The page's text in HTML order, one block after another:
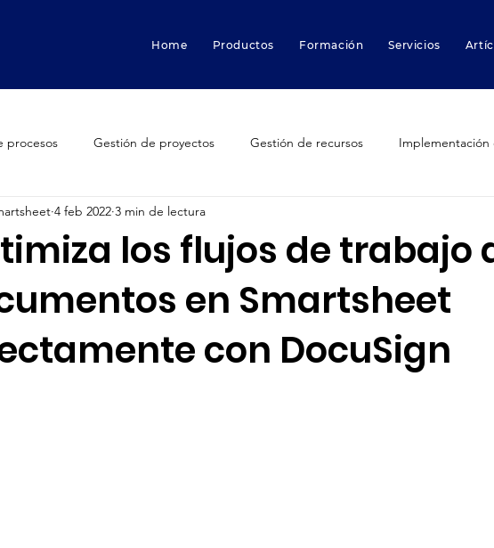
Home Productos Formación Servicios
procesos Gestión de proyectos Gestión de recursos Implementación
(PMO) Smartsheet Smartsheet Resource Management
Apps Factores que destruyen proyectos Innovación
Brandfolder trabajo híbrido Marketing Gestión de pruebas
los flujos de trabajo
en Smartsheet
con DocuSign
4 feb 2022 3 min de lectura